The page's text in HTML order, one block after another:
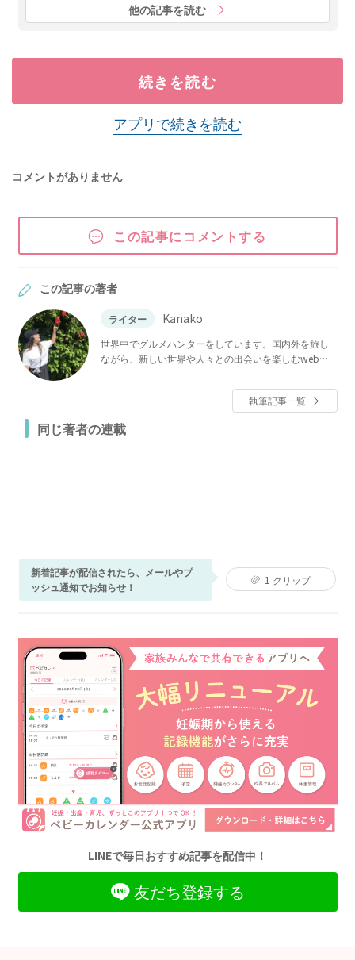
他の記事を読む
続きを読む
アプリで続きを読む
コメントがありません
この記事にコメントする
この記事の著者
ライター Kanako
世界中でグルメハンターをしています。国内外を旅し
ながら、新しい世界や人々との出会いを楽しむwebラ
執筆記事一覧
同じ著者の連載
新着記事が配信されたら、メールやプ
ッシュ通知でお知らせ！
1 クリップ
LINEで毎日おすすめ記事を配信中！
友だち登録する